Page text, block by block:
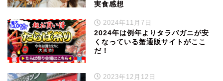
実食感想
2024年11月7日
2024年は例年よりタラバガニが安
くなっている蟹通販サイトがここ
だ！
2023年12月12日